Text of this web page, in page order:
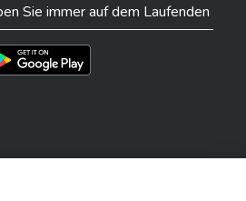
Sie immer auf dem Laufenden
l'App Storel'app sur Play Store